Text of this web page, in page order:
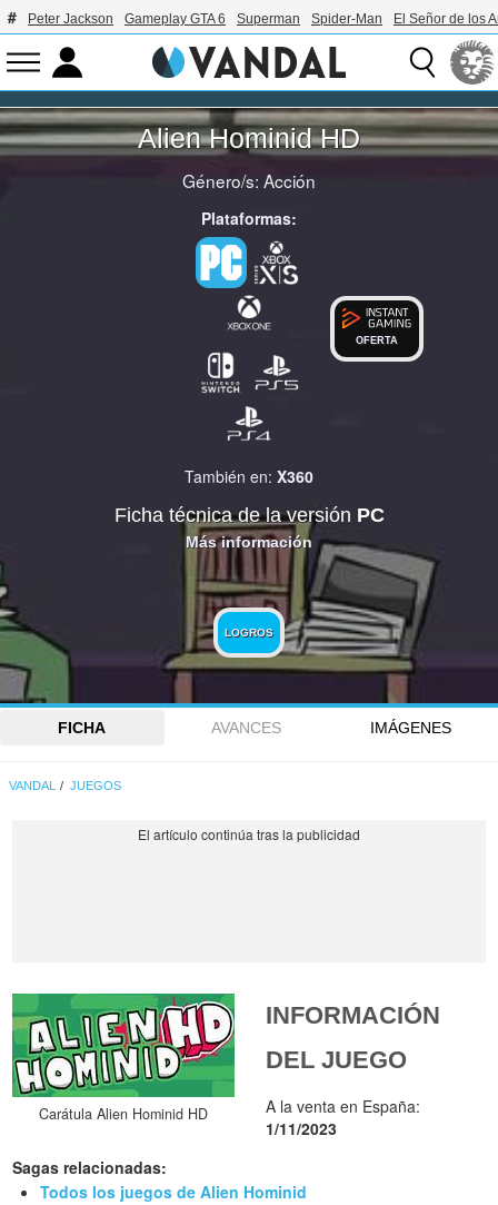
Peter Jackson Gameplay GTA 6 Superman Spider-Man El Señor de los
Alien Hominid HD
Género/s: Acción
Plataformas:
OFERTA
También en: X360
Ficha técnica de la versión PC
Más información
LOGROS
FICHA AVANCES IMÁGENES
VANDAL JUEGOS
Carátula Alien Hominid HD
INFORMACIÓN
DEL JUEGO
A la venta en España:
1/11/2023
Sagas relacionadas:
Todos los juegos de Alien Hominid